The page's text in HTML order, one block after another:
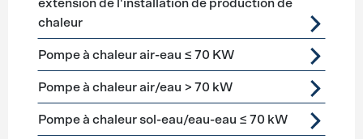
extension de l'installation de production de
chaleur
Pompe à chaleur air-eau ≤ 70 KW
Pompe à chaleur air/eau > 70 kW
Pompe à chaleur sol-eau/eau-eau ≤ 70 kW